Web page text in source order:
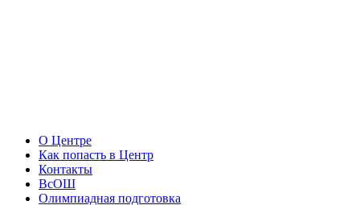
О Центре
Как попасть в Центр
Контакты
ВсОШ
Олимпиадная подготовка